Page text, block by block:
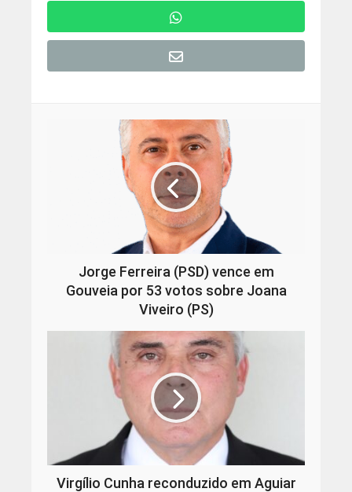
Jorge Ferreira (PSD) vence em
Gouveia por 53 votos sobre Joana
Viveiro (PS)
Virgílio Cunha reconduzido em Aguiar